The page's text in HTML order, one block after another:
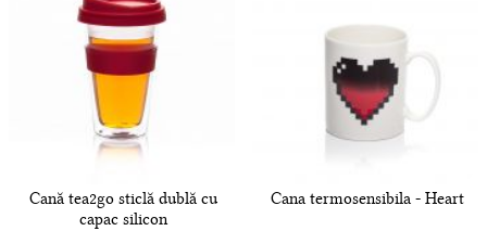
Cană tea2go sticlă dublă cu
capac silicon
Cana termosensibila - Heart